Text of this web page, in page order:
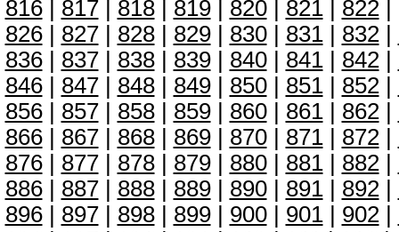
816| 817| 818| 819| 820| 821| 822|
826| 827| 828| 829| 830| 831| 832|
836| 837| 838| 839| 840| 841| 842|
846| 847| 848| 849| 850| 851| 852|
856| 857| 858| 859| 860| 861| 862|
866| 867| 868| 869| 870| 871| 872|
876| 877| 878| 879| 880| 881| 882|
886| 887| 888| 889| 890| 891| 892|
896| 897| 898| 899| 900| 901| 902|